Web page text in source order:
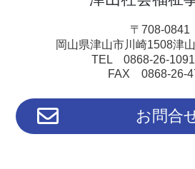
〒708-0841
岡山県津山市川崎1508津
TEL 0868-26-1091
FAX 0868-26-
お問合